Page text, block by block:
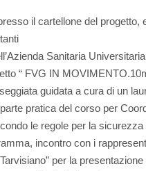
il cartellone del progetto,
Sanitaria
“ FVG IN
guidata a cura di un
pratica del corso per
le regole per la
incontro con i
per la presentazione